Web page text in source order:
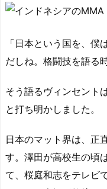
「日本という国を、
だしね。格闘技を語る
そう語るヴィンセント
と打ち明かしました。
日本のマット界は、正
す。澤田が高校生の頃
て、桜庭和志をテレビ